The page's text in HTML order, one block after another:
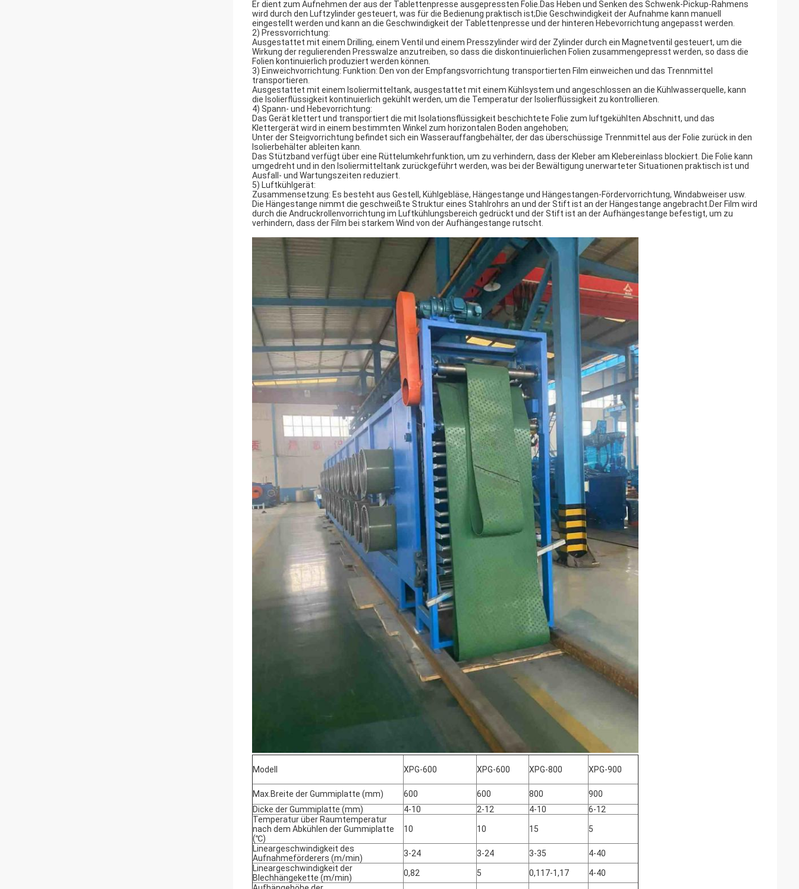
Er dient zum Aufnehmen der aus der Tablettenpresse ausgepressten Folie.Das Heben und Senken des Schwenk-Pickup-Rahmens
wird durch den Luftzylinder gesteuert, was für die Bedienung praktisch ist;Die Geschwindigkeit der Aufnahme kann manuell
eingestellt werden und kann an die Geschwindigkeit der Tablettenpresse und der hinteren Hebevorrichtung angepasst werden.
2) Pressvorrichtung:
Ausgestattet mit einem Drilling, einem Ventil und einem Presszylinder wird der Zylinder durch ein Magnetventil gesteuert, um die
Wirkung der regulierenden Presswalze anzutreiben, so dass die diskontinuierlichen Folien zusammengepresst werden, so dass die
Folien kontinuierlich produziert werden können.
3) Einweichvorrichtung: Funktion: Den von der Empfangsvorrichtung transportierten Film einweichen und das Trennmittel
transportieren.
Ausgestattet mit einem Isoliermitteltank, ausgestattet mit einem Kühlsystem und angeschlossen an die Kühlwasserquelle, kann
die Isolierflüssigkeit kontinuierlich gekühlt werden, um die Temperatur der Isolierflüssigkeit zu kontrollieren.
4) Spann- und Hebevorrichtung:
Das Gerät klettert und transportiert die mit Isolationsflüssigkeit beschichtete Folie zum luftgekühlten Abschnitt, und das
Klettergerät wird in einem bestimmten Winkel zum horizontalen Boden angehoben;
Unter der Steigvorrichtung befindet sich ein Wasserauffangbehälter, der das überschüssige Trennmittel aus der Folie zurück in den
Isolierbehälter ableiten kann.
Das Stützband verfügt über eine Rüttelumkehrfunktion, um zu verhindern, dass der Kleber am Klebereinlass blockiert. Die Folie kann
umgedreht und in den Isoliermitteltank zurückgeführt werden, was bei der Bewältigung unerwarteter Situationen praktisch ist und
Ausfall- und Wartungszeiten reduziert.
5) Luftkühlgerät:
Zusammensetzung: Es besteht aus Gestell, Kühlgebläse, Hängestange und Hängestangen-Fördervorrichtung, Windabweiser usw.
Die Hängestange nimmt die geschweißte Struktur eines Stahlrohrs an und der Stift ist an der Hängestange angebracht.Der Film wird
durch die Andruckrollenvorrichtung im Luftkühlungsbereich gedrückt und der Stift ist an der Aufhängestange befestigt, um zu
verhindern, dass der Film bei starkem Wind von der Aufhängestange rutscht.
Modell XPG-600 XPG-600 XPG-800 XPG-900
Max.Breite der Gummiplatte (mm) 600 600 800
900
Dicke der Gummiplatte (mm)
4-10 2-12 4-10
6-12
Temperatur über Raumtemperatur
nach dem Abkühlen der Gummiplatte
(℃)
10 10 15 5
Lineargeschwindigkeit des
Aufnahmeförderers (m/min)
3-24 3-24 3-35
4-40
Lineargeschwindigkeit der
Blechhängekette (m/min)
0,82 5 0,117-1,17
4-40